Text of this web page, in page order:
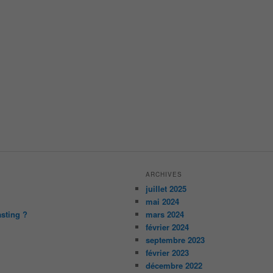
?
ARCHIVES
juillet 2025
mai 2024
mars 2024
février 2024
septembre 2023
février 2023
décembre 2022